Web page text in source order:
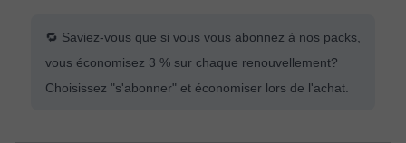
🔁 Saviez-vous que si vous vous abonnez à nos packs,
vous économisez 3 % sur chaque renouvellement?
Choisissez "s'abonner" et économiser lors de l'achat.